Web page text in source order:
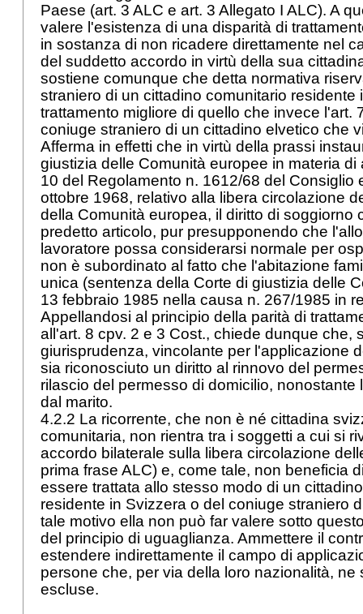
Paese (art. 3 ALC e art. 3 Allegato I ALC). A
valere l'esistenza di una disparità di
in sostanza di non ricadere direttamente nel
del suddetto accordo in virtù della sua
sostiene comunque che detta normativa
straniero di un cittadino comunitario residente
trattamento migliore di quello che invece l'art.
coniuge straniero di un cittadino elvetico che
Afferma in effetti che in virtù della prassi
giustizia delle Comunità europee in materia
10 del Regolamento n. 1612/68 del Consiglio
ottobre 1968, relativo alla libera circolazione
della Comunità europea, il diritto di soggiorno
predetto articolo, pur presupponendo che
lavoratore possa considerarsi normale per
non è subordinato al fatto che l'abitazione
unica (sentenza della Corte di giustizia delle
13 febbraio 1985 nella causa n. 267/1985 in
Appellandosi al principio della parità di
all'art. 8 cpv. 2 e 3 Cost., chiede dunque che,
giurisprudenza, vincolante per l'applicazione
sia riconosciuto un diritto al rinnovo del
rilascio del permesso di domicilio, nonostante
dal marito.
4.2.2 La ricorrente, che non è né cittadina
comunitaria, non rientra tra i soggetti a cui si
accordo bilaterale sulla libera circolazione
prima frase ALC) e, come tale, non beneficia
essere trattata allo stesso modo di un
residente in Svizzera o del coniuge straniero
tale motivo ella non può far valere sotto
del principio di uguaglianza. Ammettere il
estendere indirettamente il campo di
persone che, per via della loro nazionalità, ne
escluse.